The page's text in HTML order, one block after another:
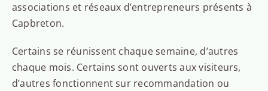
associations et réseaux d’entrepreneurs présents à
Capbreton.
Certains se réunissent chaque semaine, d’autres
chaque mois. Certains sont ouverts aux visiteurs,
d’autres fonctionnent sur recommandation ou